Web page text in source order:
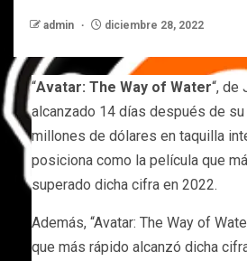
admin diciembre 28, 2022
“Avatar: The Way of Water“, de
alcanzado 14 días después de
millones de dólares en taquilla
posiciona como la película que
superado dicha cifra en 2022.
Además, “Avatar: The Way of
que más rápido alcanzó dicha